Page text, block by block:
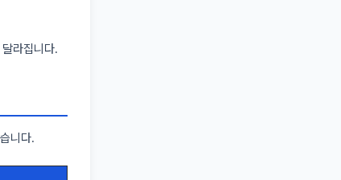
라집니다.
니다.